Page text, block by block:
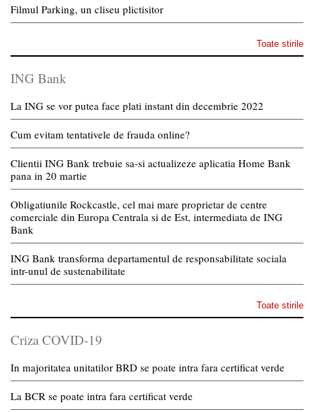
Filmul Parking, un cliseu plictisitor
Toate stirile
ING Bank
La ING se vor putea face plati instant din decembrie 2022
Cum evitam tentativele de frauda online?
Clientii ING Bank trebuie sa-si actualizeze aplicatia Home Bank
pana in 20 martie
Obligatiunile Rockcastle, cel mai mare proprietar de centre
comerciale din Europa Centrala si de Est, intermediata de ING
Bank
ING Bank transforma departamentul de responsabilitate sociala
intr-unul de sustenabilitate
Toate stirile
Criza COVID-19
In majoritatea unitatilor BRD se poate intra fara certificat verde
La BCR se poate intra fara certificat verde